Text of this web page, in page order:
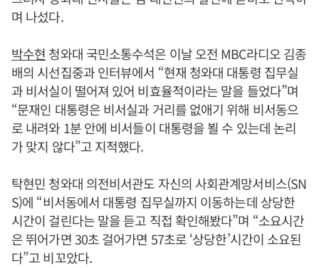
며 나섰다.
박수현 청와대 국민소통수석은 이날 오전 MBC라디오 김종
배의 시선집중과 인터뷰에서 “현재 청와대 대통령 집무실
과 비서실이 떨어져 있어 비효율적이라는 말을 들었다”며
“문재인 대통령은 비서실과 거리를 없애기 위해 비서동으
로 내려와 1분 안에 비서들이 대통령을 뵐 수 있는데 논리
가 맞지 않다”고 지적했다.
탁현민 청와대 의전비서관도 자신의 사회관계망서비스(SN
S)에 “비서동에서 대통령 집무실까지 이동하는데 상당한
시간이 걸린다는 말을 듣고 직접 확인해봤다”며 “소요시간
은 뛰어가면 30초 걸어가면 57초로 ‘상당한’시간이 소요된
다”고 비꼬았다.